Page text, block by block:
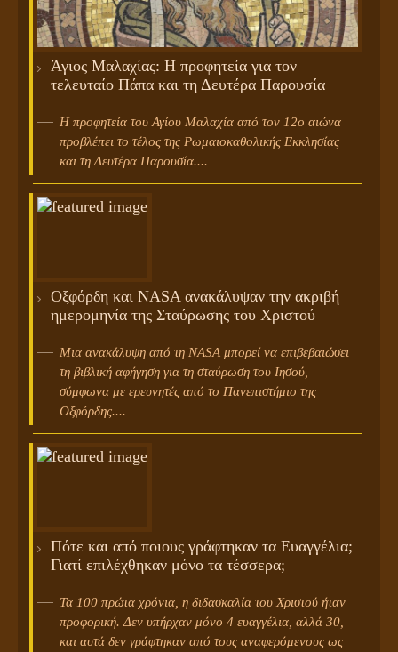
Άγιος Μαλαχίας: Η προφητεία για τον
τελευταίο Πάπα και τη Δευτέρα Παρουσία
Η προφητεία του Αγίου Μαλαχία από τον 12ο αιώνα
προβλέπει το τέλος της Ρωμαιοκαθολικής Εκκλησίας
και τη Δευτέρα Παρουσία....
Οξφόρδη και NASA ανακάλυψαν την ακριβή
ημερομηνία της Σταύρωσης του Χριστού
Μια ανακάλυψη από τη NASA μπορεί να επιβεβαιώσει
τη βιβλική αφήγηση για τη σταύρωση του Ιησού,
σύμφωνα με ερευνητές από το Πανεπιστήμιο της
Οξφόρδης....
Πότε και από ποιους γράφτηκαν τα Ευαγγέλια;
Γιατί επιλέχθηκαν μόνο τα τέσσερα;
Τα 100 πρώτα χρόνια, η διδασκαλία του Χριστού ήταν
προφορική. Δεν υπήρχαν μόνο 4 ευαγγέλια, αλλά 30,
και αυτά δεν γράφτηκαν από τους αναφερόμενους ως